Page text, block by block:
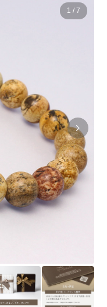
1 / 7